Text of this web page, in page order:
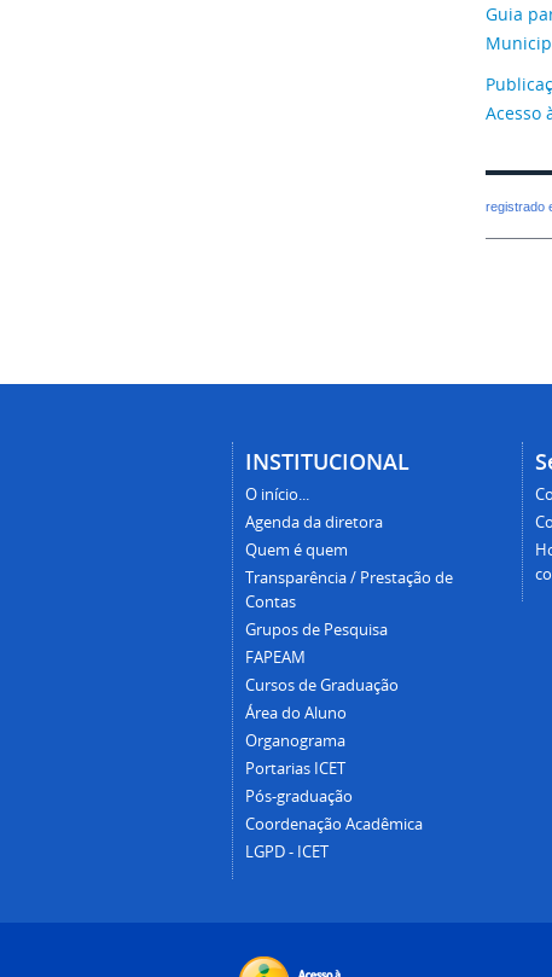
Guia
Acesso
registrado
INSTITUCIONAL
O início...
Agenda da diretora
Quem é quem
Transparência / Prestação de
Contas
Grupos de Pesquisa
FAPEAM
Cursos de Graduação
Área do Aluno
Organograma
Portarias ICET
Pós-graduação
Coordenação Acadêmica
LGPD - ICET